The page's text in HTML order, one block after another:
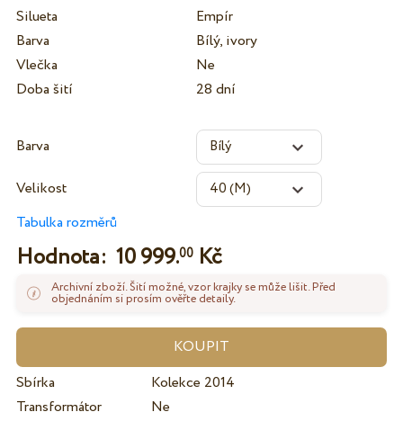
Silueta
Empír
Barva
Bílý, ivory
Vlečka
Ne
Doba šití
28 dní
Barva
Velikost
Tabulka rozměrů
Hodnota: 10 999.00Kč
Archivní zboží. Šití možné, vzor krajky se může lišit. Před
objednáním si prosím ověřte detaily.
Sbírka
Kolekce 2014
Transformátor
Ne